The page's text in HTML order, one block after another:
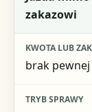
zakazowi
brak